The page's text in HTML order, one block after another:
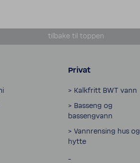
tilbake til toppen
Privat
> Kalkfritt BWT vann
> Basseng og
bassengvann
> Vannrensing hus og
hytte